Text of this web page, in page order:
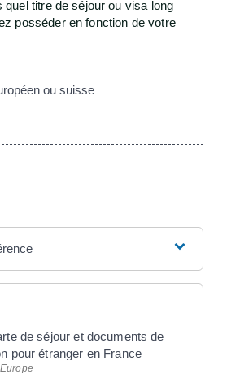
quel titre de séjour ou visa long
posséder en fonction de votre
ou suisse
de séjour et documents de
pour étranger en France